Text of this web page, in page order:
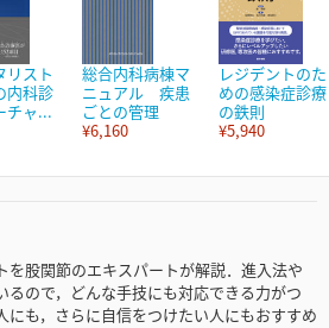
リスト
内科診
チャ...
総合内科病棟マ
ニュアル 疾患
ごとの管理
¥6,160
レジデントのた
めの感染症診療
の鉄則
¥5,940
を股関節のエキスパートが解説．進入法や
るので，どんな手技にも対応できる力がつ
にも，さらに自信をつけたい人にもおすすめ